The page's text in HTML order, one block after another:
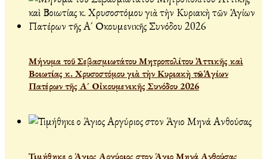
Μήνυμα τοῦ Σεβασμιωτάτου Μητροπολίτου Ἀττικῆς καὶ
Βοιωτίας κ. Χρυσοστόμου γιὰ τὴν Κυριακὴ τῶν Ἁγίων
Πατέρων τῆς Α´ Οἰκουμενικῆς Συνόδου 2026